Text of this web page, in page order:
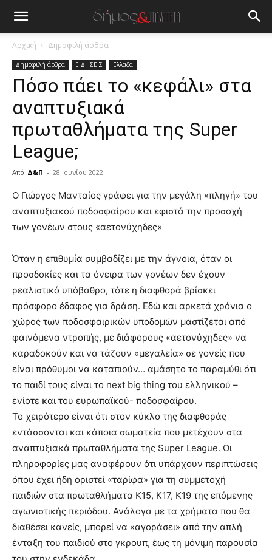
Αρχική Δημοφιλή άρθρα
Δημοφιλή άρθρα ΕΙΔΗΣΕΙΣ Ελλαδα
Πόσο πάει το «κεφάλι» στα
αναπτυξιακά
πρωταθλήματα της Super
League;
Από Δ&Π - 28 Ιουνίου 2022
blonde
lesbians
hot
show. desi
xxx
lyons
teaches
you
the
meaning
of
pain.
pornhun
hd
porn
Ο Γιώργος Μανταίος γράφει για την μεγάλη «πληγή» του
αναπτυξιακού ποδοσφαίρου και εφιστά την προσοχή
των γονέων στους «αετονύχηδες»
Όταν η επιθυμία συμβαδίζει με την άγνοια, όταν οι
προσδοκίες και τα όνειρα των γονέων δεν έχουν
ρεαλιστικό υπόβαθρο, τότε η διαφθορά βρίσκει
πρόσφορο έδαφος για δράση. Εδώ και αρκετά χρόνια ο
χώρος των ποδοσφαιρικών υποδομών μαστίζεται από
φαινόμενα ντροπής, με διάφορους «αετονύχηδες» να
καραδοκούν και να τάζουν «μεγαλεία» σε γονείς που
είναι πρόθυμοι να καταπιούν… αμάσητο το παραμύθι ότι
το παιδί τους είναι το next big thing του ελληνικού –
ενίοτε και του ευρωπαϊκού- ποδοσφαίρου.
Το χειρότερο είναι ότι στον κύκλο της διαφθοράς
εντάσσονται και κάποια σωματεία που μετέχουν στα
αναπτυξιακά πρωταθλήματα της Super League. Οι
πληροφορίες μας αναφέρουν ότι υπάρχουν περιπτώσεις
όπου έχει ήδη οριστεί «ταρίφα» για τη συμμετοχή
παιδιών στα πρωταθλήματα Κ15, Κ17, Κ19 της επόμενης
αγωνιστικής περιόδου. Ανάλογα με τα χρήματα που θα
διαθέσει κανείς, μπορεί να «αγοράσει» από την απλή
ένταξη του παιδιού στο γκρουπ, έως τη μόνιμη παρουσία